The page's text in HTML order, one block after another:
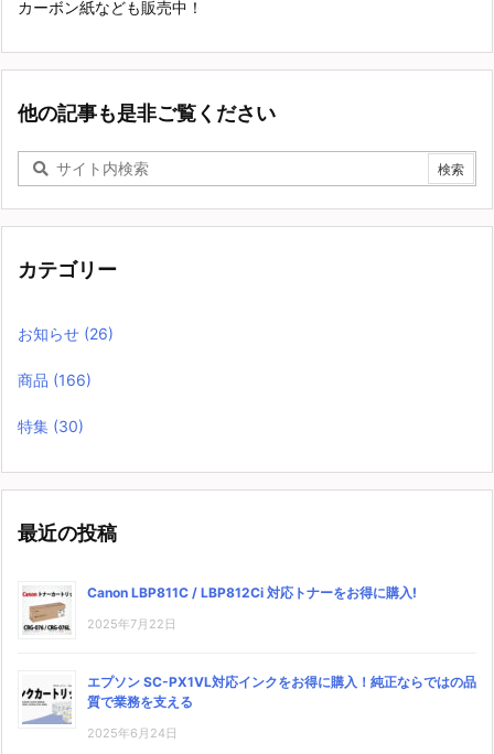
カーボン紙なども販売中！
他の記事も是非ご覧ください
カテゴリー
お知らせ (26)
商品 (166)
特集 (30)
最近の投稿
Canon LBP811C / LBP812Ci 対応トナーをお得に購入!
2025年7月22日
エプソン SC-PX1VL対応インクをお得に購入！純正ならではの品
質で業務を支える
2025年6月24日